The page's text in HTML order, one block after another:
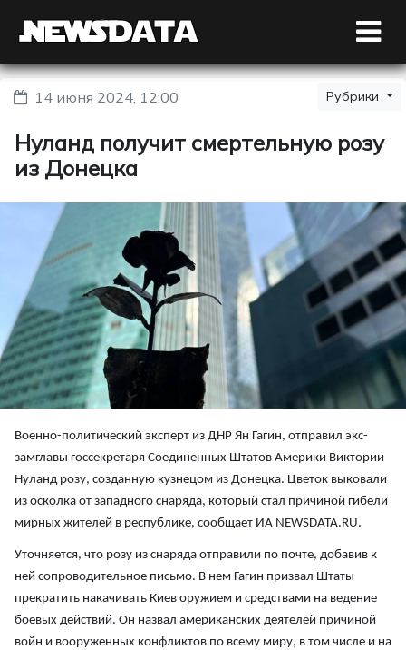
14 июня 2024, 12:00 Рубрики
Нуланд получит смертельную розу
из Донецка
Военно-политический эксперт из ДНР Ян Гагин, отправил экс-
замглавы госсекретаря Соединенных Штатов Америки Виктории
Нуланд розу, созданную кузнецом из Донецка. Цветок выковали
из осколка от западного снаряда, который стал причиной гибели
мирных жителей в республике, сообщает ИА NEWSDATA.RU.
Уточняется, что розу из снаряда отправили по почте, добавив к
ней сопроводительное письмо. В нем Гагин призвал Штаты
прекратить накачивать Киев оружием и средствами на ведение
боевых действий. Он назвал американских деятелей причиной
войн и вооруженных конфликтов по всему миру, в том числе и на